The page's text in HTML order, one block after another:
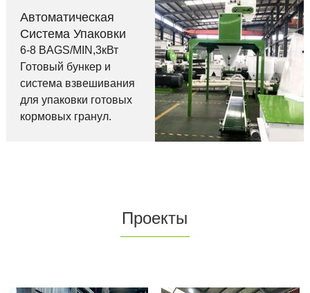
Автоматическая
Система Упаковки
6-8 BAGS/MIN,3кВт
Готовый бункер и
система взвешивания
для упаковки готовых
кормовых гранул.
Проекты